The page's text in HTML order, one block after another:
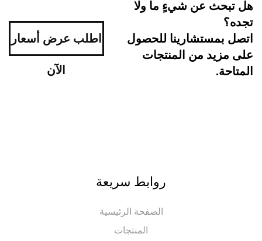
عن شيءٍ ما ولا
بمستشارينا للحصول
مزيد من المنتجات
اطلب عرض أسعار
روابط سريعة
الصفحة الرئيسية
المنتجات